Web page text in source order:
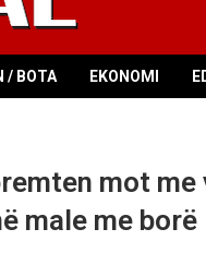
/ BOTA EKONOMI
mot
male me borë